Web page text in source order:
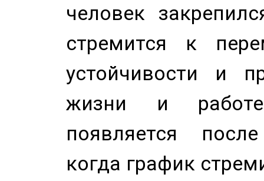
человек
стремится к
устойчивости и
жизни и
появляется
когда график